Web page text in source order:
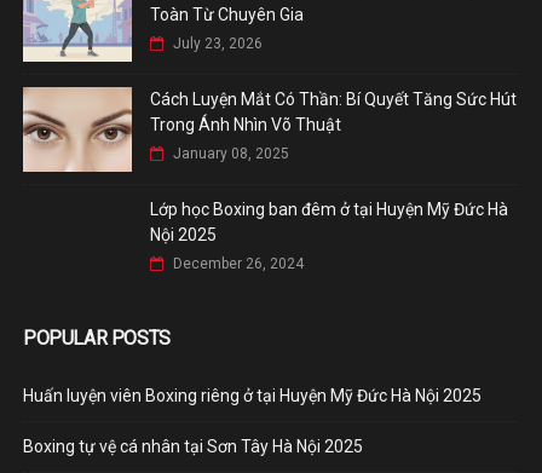
Toàn Từ Chuyên Gia
July 23, 2026
Cách Luyện Mắt Có Thần: Bí Quyết Tăng Sức Hút
Trong Ánh Nhìn Võ Thuật
January 08, 2025
Lớp học Boxing ban đêm ở tại Huyện Mỹ Đức Hà
Nội 2025
December 26, 2024
POPULAR POSTS
Huấn luyện viên Boxing riêng ở tại Huyện Mỹ Đức Hà Nội 2025
Boxing tự vệ cá nhân tại Sơn Tây Hà Nội 2025